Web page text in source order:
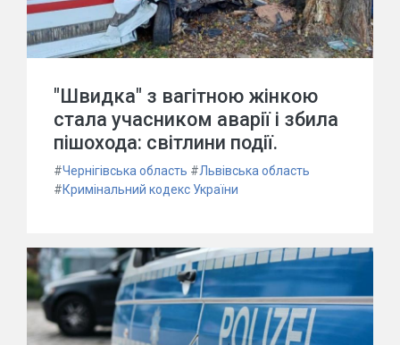
"Швидка" з вагітною жінкою
стала учасником аварії і збила
пішохода: світлини події.
#Чернігівська область #Львівська область
#Кримінальний кодекс України